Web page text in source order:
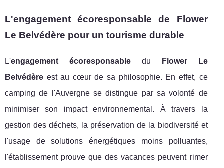
L'engagement écoresponsable de Flower
Le Belvédère pour un tourisme durable
L'engagement écoresponsabledu
Flower Le
Belvédère est au cœur de sa philosophie. En effet, ce
camping de l'Auvergne se distingue par sa volonté de
minimiser son impact environnemental. À travers la
gestion des déchets, la préservation de la biodiversité et
l'usage de solutions énergétiques moins polluantes,
l'établissement prouve que des vacances peuvent rimer